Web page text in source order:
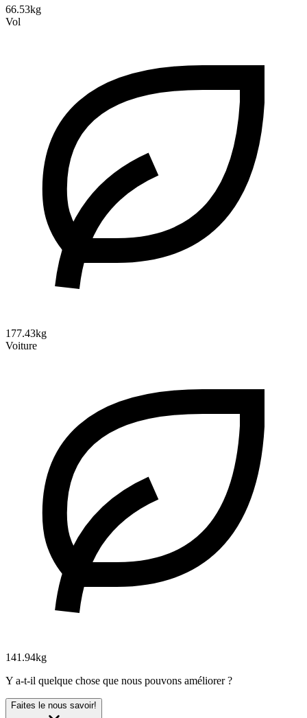
66.53kg
Vol
177.43kg
Voiture
141.94kg
Y a-t-il quelque chose que nous pouvons améliorer ?
Faites le nous savoir!